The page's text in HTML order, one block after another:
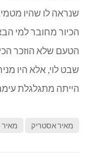
שנראה לו שהיו
הכיור מחובר למי
הטעם שלא הוזכר
שבט לוי, אלא היו
הייתה מתגלגלת
מאיר אסטריק מאיר